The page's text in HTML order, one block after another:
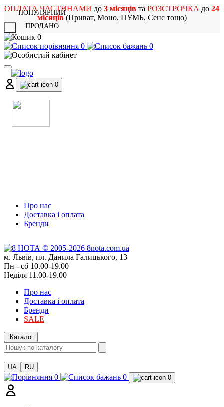
ОПЛАТА ЧАСТИНАМИ до 3 місяців та РОЗСТРОЧКА до 24
місяців(Приват, Моно, ПУМБ, Сенс тощо)
0
0
0
0
Про нас
Доставка і оплата
Бренди
м. Львів, пл. Данила Галицького, 13
Пн - сб 10.00-19.00
Неділя 11.00-19.00
Про нас
Доставка і оплата
Бренди
SALE
Каталог
UA RU
0 0 0
ПОПУЛЯРНИЙ
ПРОДАНО